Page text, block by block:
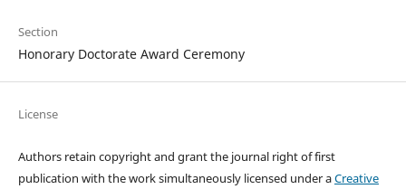
Section
Honorary Doctorate Award Ceremony
License
Authors retain copyright and grant the journal right of first
publication with the work simultaneously licensed under aCreative